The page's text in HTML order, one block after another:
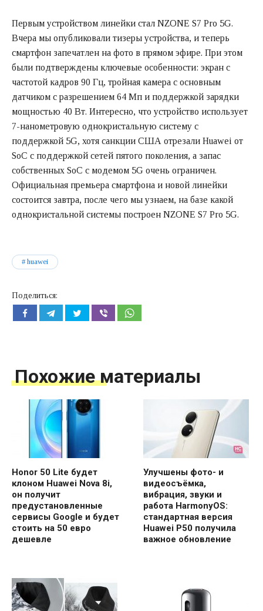
Первым устройством линейки стал NZONE S7 Pro 5G.
Вчера мы опубликовали тизеры устройства, и теперь
смартфон запечатлен на фото в прямом эфире. При этом
были подтверждены ключевые особенности: экран с
частотой кадров 90 Гц, тройная камера с основным
датчиком с разрешением 64 Мп и поддержкой зарядки
мощностью 40 Вт. Интересно, что устройство использует
7-нанометровую однокристальную систему с
поддержкой 5G, хотя санкции США отрезали Huawei от
SoC с поддержкой сетей пятого поколения, а запас
собственных SoC с модемом 5G очень ограничен.
Официальная премьера смартфона и новой линейки
состоится завтра, после чего мы узнаем, на базе какой
однокристальной системы построен NZONE S7 Pro 5G.
huawei
Поделиться:
Похожие материалы
Honor 50 Lite будет
клоном Huawei Nova 8i,
он получит
предустановленные
сервисы Google и будет
стоить на 50 евро
дешевле
Улучшены фото- и
видеосъёмка,
вибрация, звуки и
работа HarmonyOS:
стандартная версия
Huawei P50 получила
важное обновление